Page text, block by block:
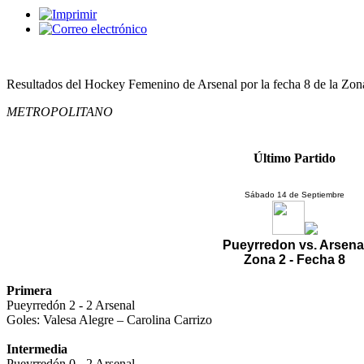
Resultados del Hockey Femenino de Arsenal por la fecha 8 de la
METROPOLITANO
Último Partido
Sábado 14 de Septiembre
Pueyrredon vs. Arsenal
Zona 2 - Fecha 8
Primera
Pueyrredón 2 - 2 Arsenal
Goles: Valesa Alegre – Carolina Carrizo
Intermedia